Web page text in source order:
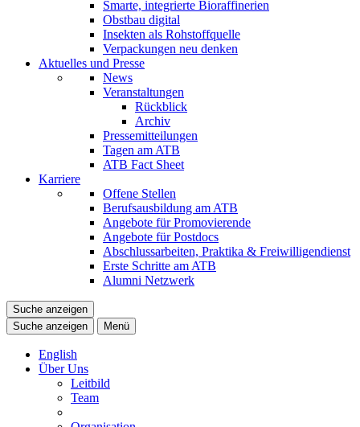
Smarte, integrierte Bioraffinerien
Obstbau digital
Insekten als Rohstoffquelle
Verpackungen neu denken
Aktuelles und Presse
News
Veranstaltungen
Rückblick
Archiv
Pressemitteilungen
Tagen am ATB
ATB Fact Sheet
Karriere
Offene Stellen
Berufsausbildung am ATB
Angebote für Promovierende
Angebote für Postdocs
Abschlussarbeiten, Praktika & Freiwilligendienst
Erste Schritte am ATB
Alumni Netzwerk
Suche anzeigen
Suche anzeigen
Menü
English
Über Uns
Leitbild
Team